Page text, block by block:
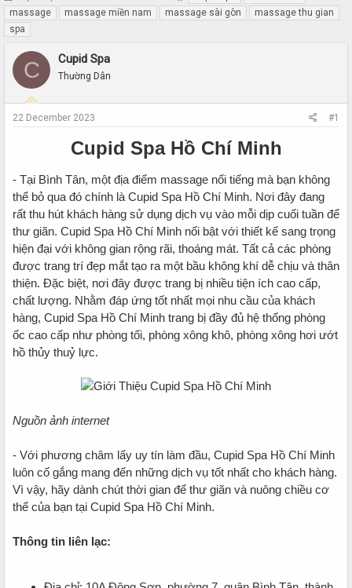
h
r
e
d
s
r
t
a
d
a
massage
massage miền nam massage sài gòn
massage thu gian
spa
C Cupid Spa
Thường Dân
22 December 2023 #1
Cupid Spa Hồ Chí Minh
- Tại Bình Tân, một địa điểm massage nổi tiếng mà bạn không
thể bỏ qua đó chính là Cupid Spa Hồ Chí Minh. Nơi đây đang
rất thu hút khách hàng sử dụng dịch vụ vào mỗi dịp cuối tuần để
thư giãn. Cupid Spa Hồ Chí Minh nổi bật với thiết kế sang trọng
hiện đại với không gian rộng rãi, thoáng mát. Tất cả các phòng
được trang trí đẹp mắt tạo ra một bầu không khí dễ chịu và thân
thiện. Đặc biệt, nơi đây được trang bị nhiều tiện ích cao cấp,
chất lượng. Nhằm đáp ứng tốt nhất mọi nhu cầu của khách
hàng, Cupid Spa Hồ Chí Minh trang bị đầy đủ hệ thống phòng
ốc cao cấp như phòng tối, phòng xông khô, phòng xông hơi ướt
hồ thủy thuỷ lực.
Nguồn ảnh internet
- Với phương châm lấy uy tín làm đầu, Cupid Spa Hồ Chí Minh
luôn cố gắng mang đến những dịch vụ tốt nhất cho khách hàng.
Vì vậy, hãy dành chút thời gian để thư giãn và nuông chiều cơ
thể của bạn tại Cupid Spa Hồ Chí Minh.
Thông tin liên lạc: